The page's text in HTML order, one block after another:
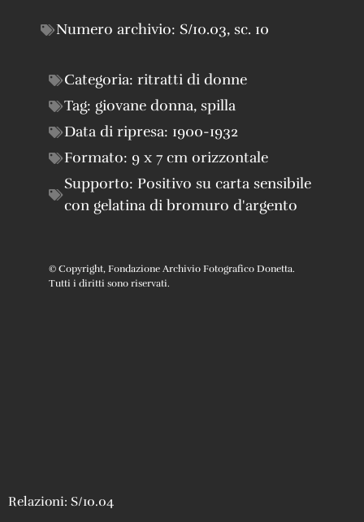
Relazioni: S/10.04
Numero archivio: S/10.03, sc. 10
Categoria: ritratti di donne
Tag: giovane donna, spilla
Data di ripresa: 1900-1932
Formato: 9 x 7 cm orizzontale
Supporto: Positivo su carta sensibile
con gelatina di bromuro d'argento
© Copyright, Fondazione Archivio Fotografico Donetta.
Tutti i diritti sono riservati.